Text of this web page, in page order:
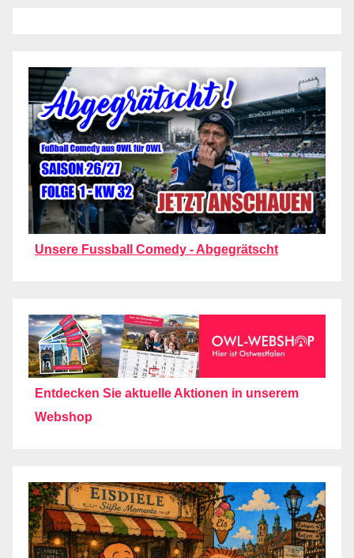
Unsere Fussball Comedy - Abgegrätscht
Entdecken Sie aktuelle Aktionen in unserem
Webshop